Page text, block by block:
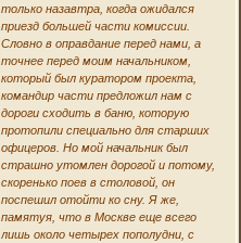
только назавтра, когда ожидался
приезд большей части комиссии.
Словно в оправдание перед нами, а
точнее перед моим начальником,
который был куратором проекта,
командир части предложил нам с
дороги сходить в баню, которую
протопили специально для старших
офицеров. Но мой начальник был
страшно утомлен дорогой и потому,
скоренько поев в столовой, он
поспешил отойти ко сну. Я же,
памятуя, что в Москве еще всего
лишь около четырех пополудни, с